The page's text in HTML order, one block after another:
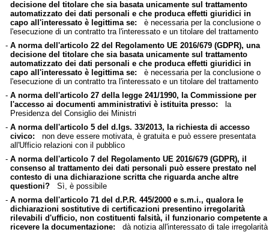
decisione del titolare che sia basata unicamente sul trattamento
automatizzato dei dati personali e che produca effetti giuridici in
capo all'interessato è legittima se: è necessaria per la conclusione o
l'esecuzione di un contratto tra l'interessato e un titolare del trattamento
- A norma dell'articolo 22 del Regolamento UE 2016/679 (GDPR), una
decisione del titolare che sia basata unicamente sul trattamento
automatizzato dei dati personali e che produca effetti giuridici in
capo all'interessato è legittima se: è necessaria per la conclusione o
l'esecuzione di un contratto tra l'interessato e un titolare del trattamento
- A norma dell'articolo 27 della legge 241/1990, la Commissione per
l'accesso ai documenti amministrativi è istituita presso: la
Presidenza del Consiglio dei Ministri
- A norma dell'articolo 5 del d.lgs. 33/2013, la richiesta di accesso
civico: non deve essere motivata, è gratuita e può essere presentata
all'Ufficio relazioni con il pubblico
- A norma dell'articolo 7 del Regolamento UE 2016/679 (GDPR), il
consenso al trattamento dei dati personali può essere prestato nel
contesto di una dichiarazione scritta che riguarda anche altre
questioni?Sì, è possibile
- A norma dell'articolo 71 del d.P.R. 445/2000 e s.m.i., qualora le
dichiarazioni sostitutive di certificazioni presentino irregolarità
rilevabili d'ufficio, non costituenti falsità, il funzionario competente a
ricevere la documentazione: dà notizia all'interessato di tale irregolarità